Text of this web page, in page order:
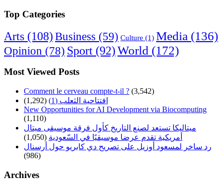
Top Categories
Arts (108) Business (59) Culture (1) Media (136)
Opinion (78) Sport (92)World (172)
Most Viewed Posts
Comment le cerveau compte-t-il ? (3,542)
افتتاحية الثعلب (1)
(1,292)
New Opportunities for AI Development via Biocomputing
(1,110)
ميتاليكا تستعد لصنع التاريخ كأول فرقة موسيقى ميتال
أمريكية تقدم عرضا موسيقيًا في السّعودية (1,050)
رد ساخر لمسعود أوزيل على تصريح دي كابريو حول أرسنال
(986)
Archives